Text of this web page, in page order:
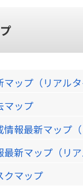
ップ（リアルタ
マップ
報最新マップ（
新マップ（リア
クマップ